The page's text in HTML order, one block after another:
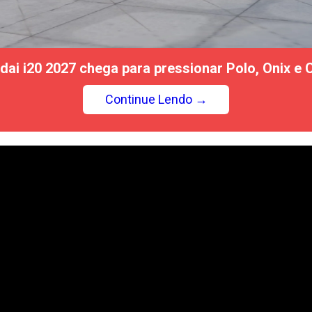
i20 2027 chega para pressionar Polo, Onix e
Continue Lendo →